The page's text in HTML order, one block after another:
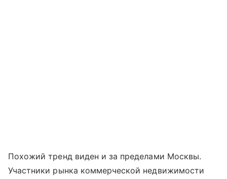
Похожий тренд виден и за пределами Москвы.
Участники рынка коммерческой недвижимости